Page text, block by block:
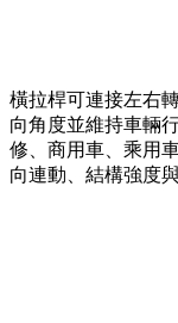
橫拉桿可連接左右
向角度並維持車輛
修、商用車、乘用
向連動、結構強度